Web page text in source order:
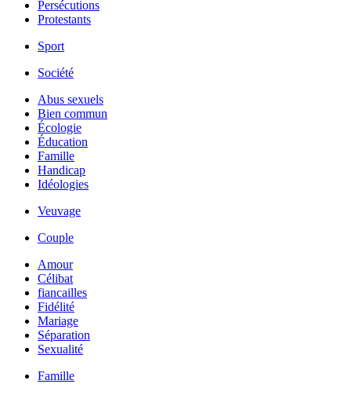
Persécutions
Protestants
Sport
Société
Abus sexuels
Bien commun
Écologie
Éducation
Famille
Handicap
Idéologies
Veuvage
Couple
Amour
Célibat
fiancailles
Fidélité
Mariage
Séparation
Sexualité
Famille